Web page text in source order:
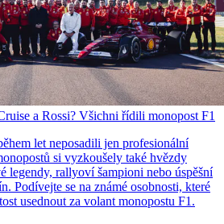
a Rossi? Všichni řídili monopost F1
let neposadili jen profesionální
si vyzkoušely také hvězdy
rallyoví šampioni nebo úspěšní
Podívejte se na známé osobnosti, které
usednout za volant monopostu F1.